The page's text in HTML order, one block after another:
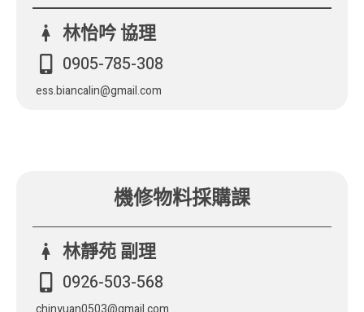
林怡吟 協理
0905-785-308
ess.biancalin@gmail.com
機修物料採購課
林靜苑 副理
0926-503-568